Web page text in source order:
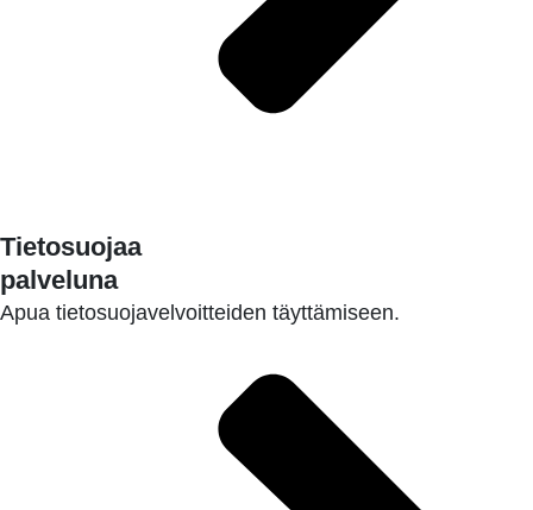
Tietosuojaa
palveluna
Apua tietosuojavelvoitteiden täyttämiseen.